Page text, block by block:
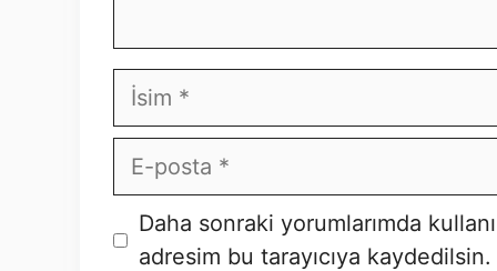
İsim
E-
posta
İnternet
sitesi
Daha sonraki yorumlarımda
adresim bu tarayıcıya kaydedilsin.